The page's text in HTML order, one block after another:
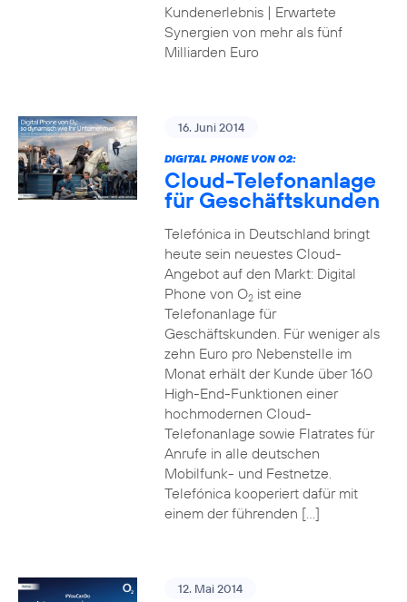
Kundenerlebnis | Erwartete
Synergien von mehr als fünf
Milliarden Euro
16. Juni 2014
DIGITAL PHONE VON O2:
Cloud-Telefonanlage
für Geschäftskunden
Telefónica in Deutschland bringt
heute sein neuestes Cloud-
Angebot auf den Markt: Digital
Phone von O2ist eine
Telefonanlage für
Geschäftskunden. Für weniger als
zehn Euro pro Nebenstelle im
Monat erhält der Kunde über 160
High-End-Funktionen einer
hochmodernen Cloud-
Telefonanlage sowie Flatrates für
Anrufe in alle deutschen
Mobilfunk- und Festnetze.
Telefónica kooperiert dafür mit
einem der führenden […]
12. Mai 2014